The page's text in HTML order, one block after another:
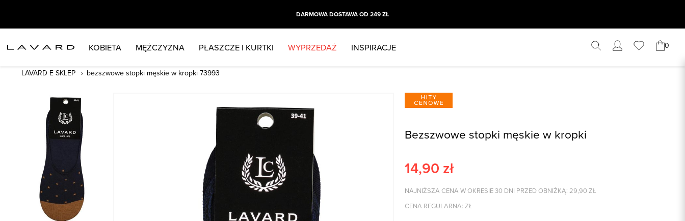
DARMOWA DOSTAWA OD 249 ZŁ
KOBIETA MĘŻCZYZNA PŁASZCZE I KURTKI WYPRZEDAŻ INSPIRACJE 0
LAVARD E SKLEP bezszwowe stopki męskie w kropki 73993
Bezszwowe stopki męskie w kropki
14,90 zł
NAJNIŻSZA CENA W OKRESIE 30 DNI PRZED OBNIŻKĄ: 29,90 ZŁ
CENA REGULARNA: ZŁ